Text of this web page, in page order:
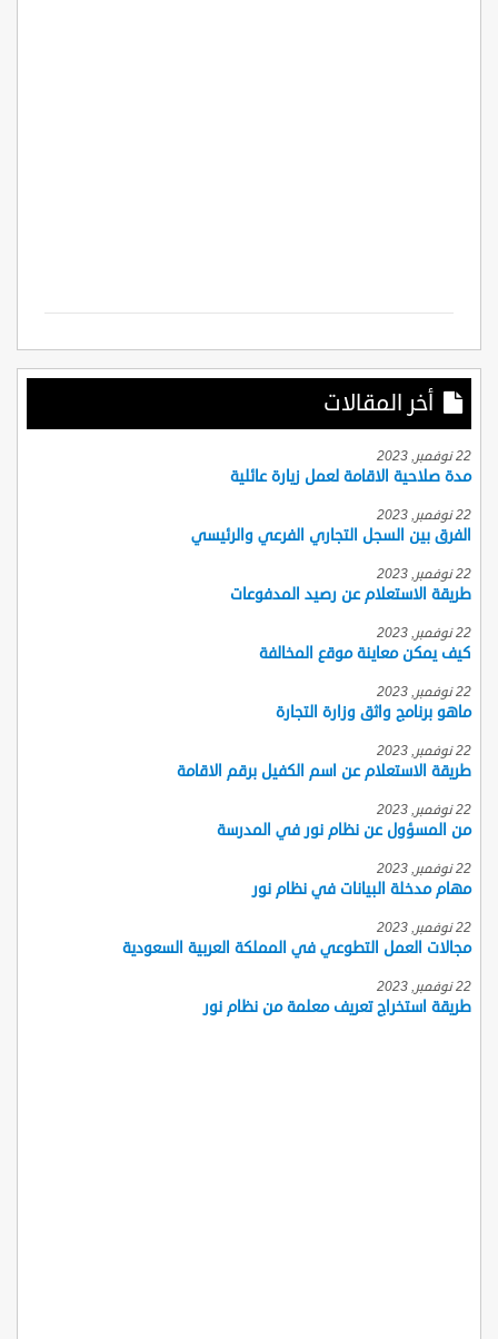
أخر المقالات
22 نوفمبر, 2023
مدة صلاحية الاقامة لعمل زيارة عائلية
22 نوفمبر, 2023
الفرق بين السجل التجاري الفرعي والرئيسي
22 نوفمبر, 2023
طريقة الاستعلام عن رصيد المدفوعات
22 نوفمبر, 2023
كيف يمكن معاينة موقع المخالفة
22 نوفمبر, 2023
ماهو برنامج واثق وزارة التجارة
22 نوفمبر, 2023
طريقة الاستعلام عن اسم الكفيل برقم الاقامة
22 نوفمبر, 2023
من المسؤول عن نظام نور في المدرسة
22 نوفمبر, 2023
مهام مدخلة البيانات في نظام نور
22 نوفمبر, 2023
مجالات العمل التطوعي في المملكة العربية السعودية
22 نوفمبر, 2023
طريقة استخراج تعريف معلمة من نظام نور